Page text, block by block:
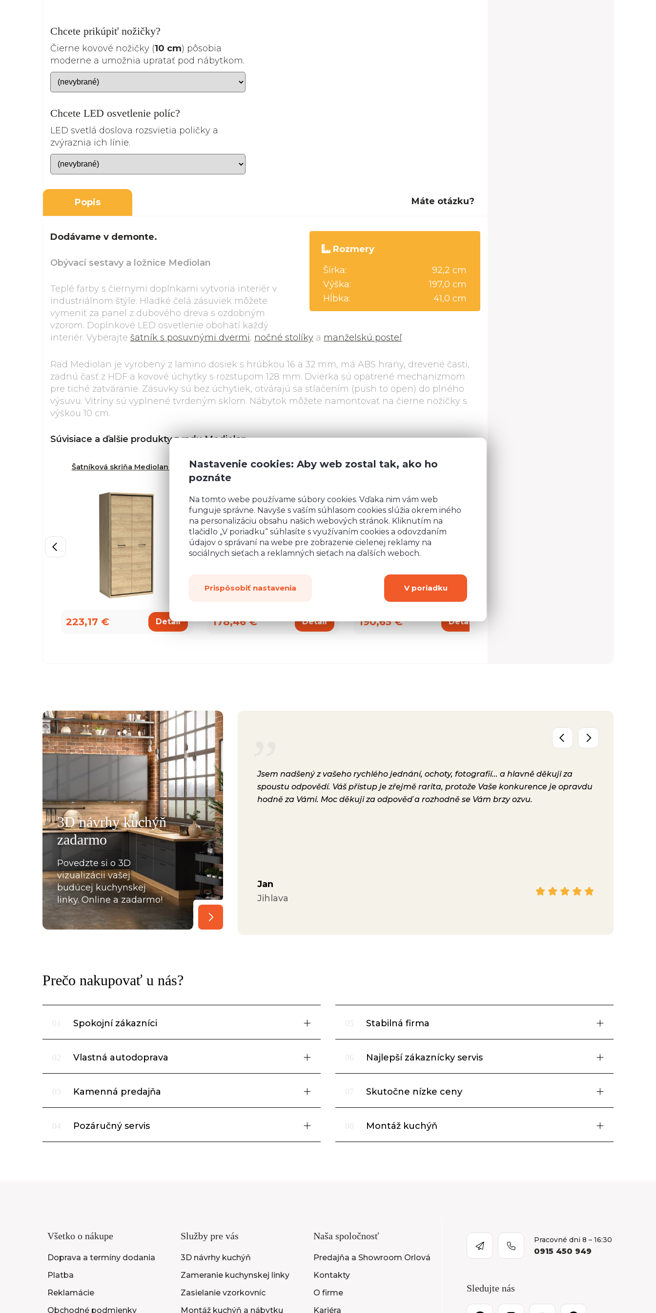
Chcete prikúpiť nožičky?
Čierne kovové nožičky (10 cm) pôsobia
moderne a umožnia upratať pod nábytkom.
Chcete LED osvetlenie políc?
LED svetlá doslova rozsvietia poličky a
zvýraznia ich línie.
Popis Máte otázku?
Rozmery:
Šírka:
92,2 cm
Výška:
197,0 cm
Hĺbka:
41,0 cm
Dodávame v demonte.
Obývací sestavy a ložnice Mediolan
Teplé farby s čiernymi doplnkami vytvoria interiér v
industriálnom štýle. Hladké čelá zásuviek môžete
vymeniť za panel z dubového dreva s ozdobným
vzorom. Doplnkové LED osvetlenie obohatí každý
interiér. Vyberajte šatník s posuvnými dvermi, nočné stolíky a manželskú posteľ.
Rad Mediolan je vyrobený z lamino dosiek s hrúbkou 16 a 32 mm, má ABS hrany, drevené časti,
zadnú časť z HDF a kovové úchytky s rozstupom 128 mm. Dvierka sú opatrené mechanizmom
pre tiché zatváranie. Zásuvky sú bez úchytiek, otvárajú sa stlačením (push to open) do plného
výsuvu. Vitríny sú vyplnené tvrdeným sklom. Nábytok môžete namontovať na čierne nožičky s
výškou 10 cm.
Súvisiace a ďalšie produkty z raduMediolan
Šatníková skriňa Mediolan M-1
223,17 € Detail
Policová skriňa Mediolan M-2 L/P
178,46 € Detail
Vitrína Mediolan M-4 L/P
190,65 € Detail
3D návrhy kuchýň
zadarmo
Povedzte si o 3D
vizualizácii vašej
budúcej kuchynskej
linky. Online a zadarmo!
deseti. Kuchyň je krásná a kvalitní. Ochotný personál,
mi pomohla se vším a komunikovala ihned, bez prodlení.
které jsme postupně upravovaly, stejně tak mi poslala i
pracovních desek a korpusů skříní. Montéři u nás strávili
s každou překážkou, která na ně ať už ze strany
křivých zdí apod., vykoukla. Nakonec při předání
Jsem nadšený z vašeho rychlého jednání, ochoty, fotografií... a hlavně děkuji za
spoustu odpovědí. Váš přístup je zřejmě rarita, protože Vaše konkurence je opravdu
hodně za Vámi. Moc děkuji za odpověď a rozhodně se Vám brzy ozvu.
Jan
Jihlava
Prečo nakupovať u nás?
01 Spokojní zákazníci
02 Vlastná autodoprava
03 Kamenná predajňa
04 Pozáručný servis
05 Stabilná firma
06 Najlepší zákaznícky servis
07 Skutočne nízke ceny
08 Montáž kuchýň
Všetko o nákupe
Doprava a termíny dodania
Platba
Reklamácie
Obchodné podmienky
Služby pre vás
3D návrhy kuchýň
Zameranie kuchynskej linky
Zasielanie vzorkovníc
Montáž kuchýň a nábytku
Naša spoločnosť
Predajňa a Showroom Orlová
Kontakty
O firme
Kariéra
Pracovné dni 8 – 16:30
0915 450 949
Sledujte nás
Nastavenie cookies: Aby web zostal tak, ako ho
poznáte
Na tomto webe používame súbory cookies. Vďaka nim vám web
funguje správne. Navyše s vaším súhlasom cookies slúžia okrem iného
na personalizáciu obsahu našich webových stránok. Kliknutím na
tlačidlo „V poriadku“ súhlasíte s využívaním cookies a odovzdaním
údajov o správaní na webe pre zobrazenie cielenej reklamy na
sociálnych sieťach a reklamných sieťach na ďalších weboch.
Prispôsobiť nastavenia V poriadku